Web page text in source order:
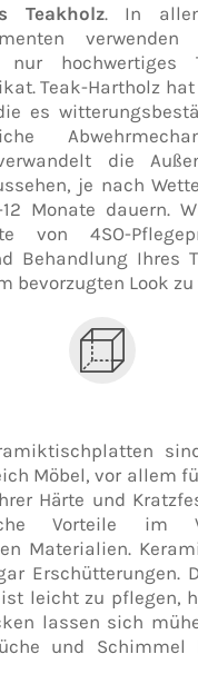
Teakholz. In
nur hochwertiges
Teak-Hartholz
es
die
je nach
Monate dauern.
von 4SO-
Behandlung Ihres
bevorzugten Look zu
Möbel, vor allem
Härte und
Vorteile im
Materialien.
Erschütterungen.
leicht zu pflegen,
lassen sich
und Schimmel